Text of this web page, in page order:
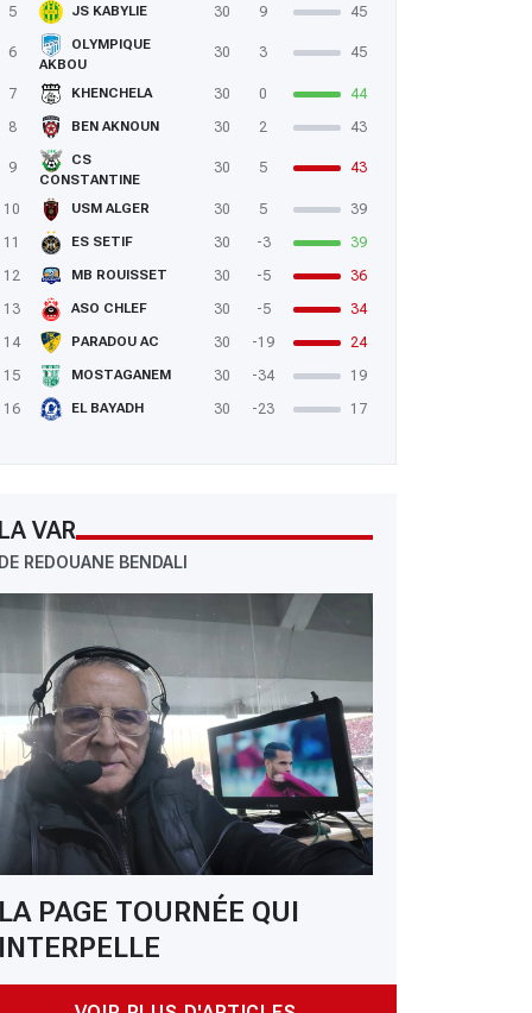
5
JS KABYLIE 30 9 45
6
OLYMPIQUE
AKBOU
30 3 45
7 KHENCHELA 30 0
44
8
BEN AKNOUN 30 2 43
9
CS
CONSTANTINE
30 5 43
10 USM ALGER 30 5
39
11
ES SETIF 30 -3
39
12
MB ROUISSET 30 -5
36
13
ASO CHLEF 30 -5
34
14
PARADOU AC 30 -19
24
15
MOSTAGANEM 30 -34
19
16
EL BAYADH 30 -23 17
LA VAR
DE REDOUANE BENDALI
LA PAGE TOURNÉE QUI
INTERPELLE